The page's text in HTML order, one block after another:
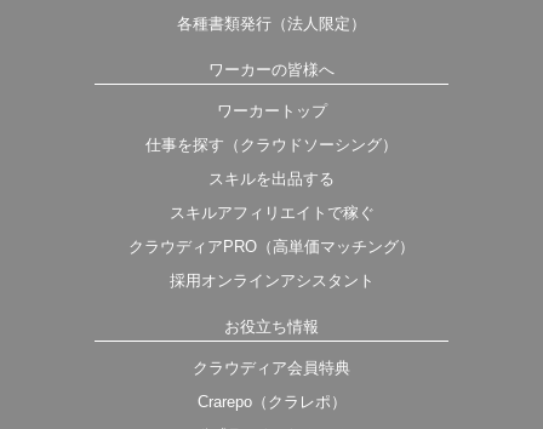
各種書類発行（法人限定）
ワーカーの皆様へ
ワーカートップ
仕事を探す（クラウドソーシング）
スキルを出品する
スキルアフィリエイトで稼ぐ
クラウディアPRO（高単価マッチング）
採用オンラインアシスタント
お役立ち情報
クラウディア会員特典
Crarepo（クラレポ）